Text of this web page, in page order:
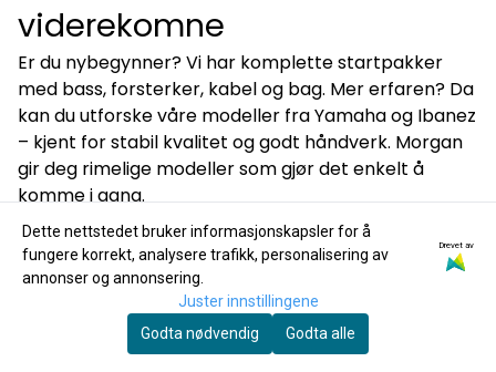
viderekomne
Er du nybegynner? Vi har komplette startpakker
med bass, forsterker, kabel og bag. Mer erfaren? Da
kan du utforske våre modeller fra Yamaha og Ibanez
– kjent for stabil kvalitet og godt håndverk. Morgan
gir deg rimelige modeller som gjør det enkelt å
komme i gang.
FAQ – ofte stilte spørsmål
om elbass
Hva er forskjellen på elbass og vanlig gitar?
Elbass har færre, tykkere strenger og er stemt én
Dette nettstedet bruker informasjonskapsler for å
fungere korrekt, analysere trafikk, personalisering av
annonser og annonsering.
Drevet av
Juster innstillingene
Godta nødvendig
Godta alle